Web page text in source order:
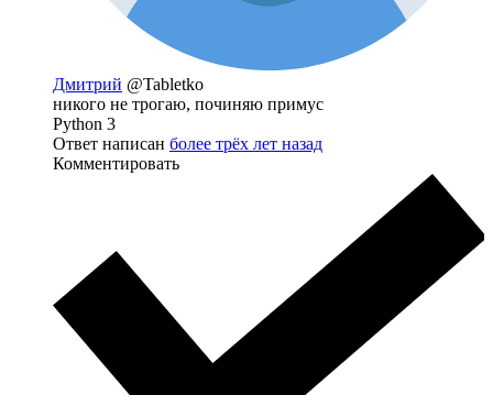
Дмитрий @Tabletko
никого не трогаю, починяю примус
Python 3
Ответ написан более трёх лет назад
Комментировать